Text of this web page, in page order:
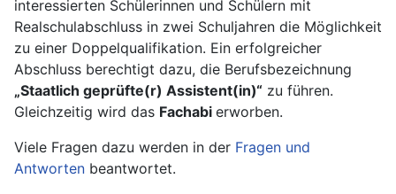
interessierten Schülerinnen und Schülern mit
Realschulabschluss in zwei Schuljahren die Möglichkeit
zu einer Doppelqualifikation. Ein erfolgreicher
Abschluss berechtigt dazu, die Berufsbezeichnung
„Staatlich geprüfte(r) Assistent(in)“ zu führen.
Gleichzeitig wird das Fachabi erworben.
Viele Fragen dazu werden in der Fragen und
Antworten beantwortet.